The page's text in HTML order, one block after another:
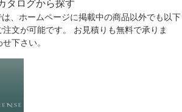
タログから探す
、ホームページに掲載中の商品以外でも以下
文が可能です。 お見積りも無料で承りま
下さい。